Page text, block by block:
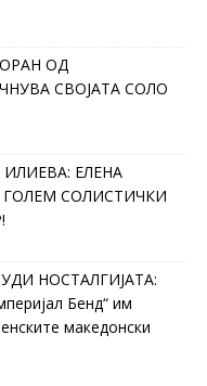
ОД
СВОЈАТА СОЛО
ЕЛЕНА
ГОЛЕМ СОЛИСТИЧКИ
НОСТАЛГИЈАТА:
Бенд“ им
македонски